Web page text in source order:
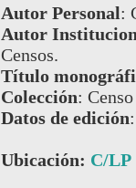
Autor Personal:
Autor
Censos.
Título
Colección:
Datos de edición:
Ubicación: C/LP